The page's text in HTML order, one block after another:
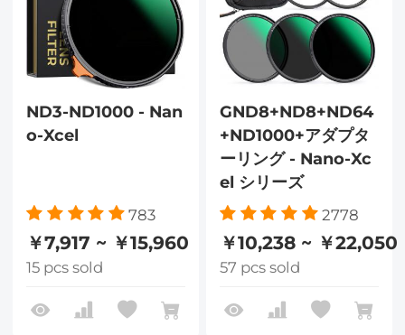
ND3-ND1000 - Nan
o-Xcel
783
￥7,917 ~ ￥15,960
15 pcs sold
GND8+ND8+ND64
+ND1000+アダプタ
ーリング - Nano-Xc
el シリーズ
2778
￥10,238 ~ ￥22,050
57 pcs sold